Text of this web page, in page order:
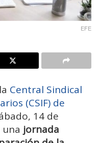
EFE
Central Sindical
(CSIF) de
14 de
jornada